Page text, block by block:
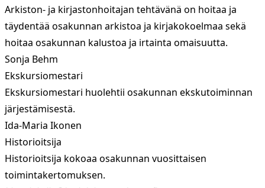
Arkiston- ja kirjastonhoitajan tehtävänä on hoitaa ja
täydentää osakunnan arkistoa ja kirjakokoelmaa sekä
hoitaa osakunnan kalustoa ja irtainta omaisuutta.
Sonja Behm
Ekskursiomestari
Ekskursiomestari huolehtii osakunnan ekskutoiminnan
järjestämisestä.
Ida-Maria Ikonen
Historioitsija
Historioitsija kokoaa osakunnan vuosittaisen
toimintakertomuksen.